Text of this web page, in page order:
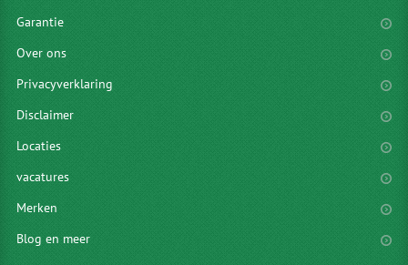
Garantie
Over ons
Privacyverklaring
Disclaimer
Locaties
vacatures
Merken
Blog en meer